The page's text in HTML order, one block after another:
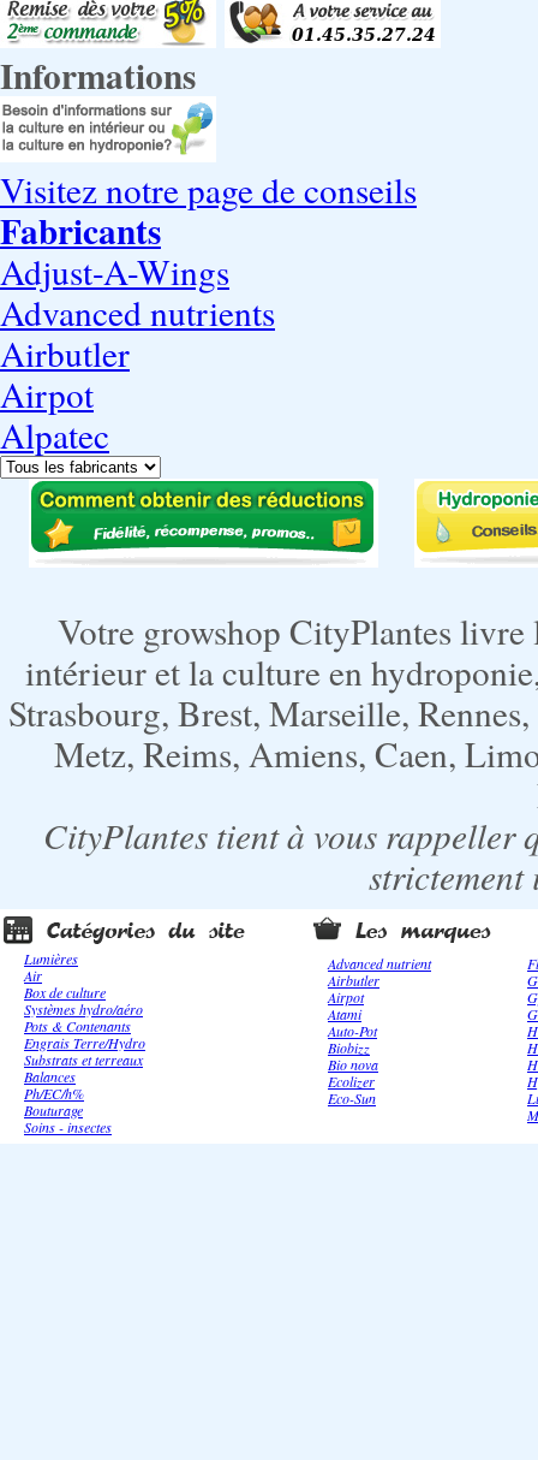
Informations
Visitez notre page de conseils
Fabricants
Adjust-A-Wings
Advanced nutrients
Airbutler
Airpot
Alpatec
Votre growshop CityPlantes
intérieur et la culture en
Strasbourg, Brest, Marseille,
Metz, Reims, Amiens, Caen,
CityPlantes tient à vous rappeller
strictement
Lumières
Air
Box de culture
Systèmes hydro/aéro
Pots & Contenants
Engrais Terre/Hydro
Substrats et terreaux
Balances
Ph/EC/h%
Bouturage
Soins - insectes
Advanced nutrient
Airbutler
Airpot
Atami
Auto-Pot
Biobizz
Bio nova
Ecolizer
Eco-Sun